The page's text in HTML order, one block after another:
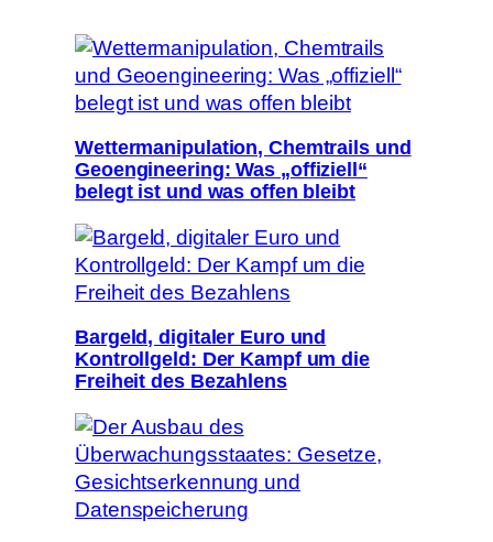
Wettermanipulation, Chemtrails und
Geoengineering: Was „offiziell“
belegt ist und was offen bleibt
Bargeld, digitaler Euro und
Kontrollgeld: Der Kampf um die
Freiheit des Bezahlens